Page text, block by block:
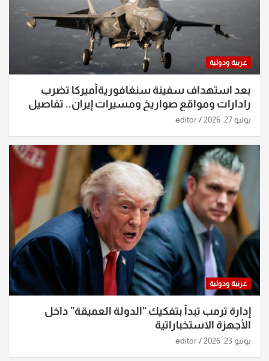
عربية ودولية
بعد استهداف سفينة سنغافوريةأميركا تضرب
رادارات ومواقع صواريخ ومسيرات إيران.. تفاصيل
الساعات الماضية
يونيو 27, 2026 editor
عربية ودولية
إدارة ترمب تبدأ بتفكيك “الدولة العميقة” داخل
الأجهزة الاستخباراتية
يونيو 23, 2026 editor